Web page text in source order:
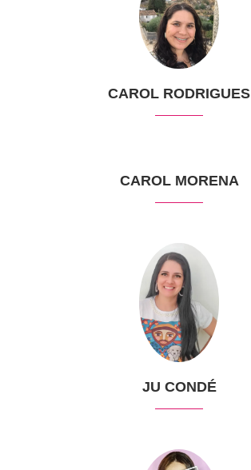
CAROL RODRIGUES
CAROL MORENA
JU CONDÉ